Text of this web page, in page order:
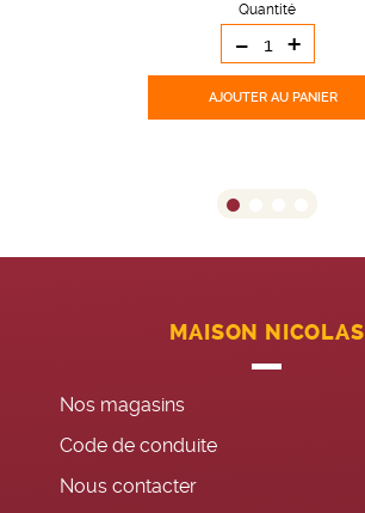
Quantité
- +
AJOUTER AU PANIER
MAISON NICOLAS
Nos magasins
Code de conduite
Nous contacter